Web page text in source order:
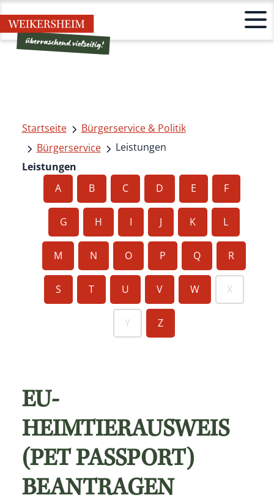
Startseite
Bürgerservice & Politik
Bürgerservice
Leistungen
Leistungen
A
B C D E F
G H I J K L
M N O P Q R
S T U V W X
Y Z
EU-
HEIMTIERAUSWEIS
(PET PASSPORT)
BEANTRAGEN